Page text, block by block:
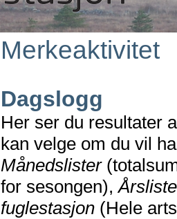
Merkeaktivitet
Dagslogg
Her ser du resultater
kan velge om du vil
Månedslister
for sesongen),
fuglestasjon (Hele